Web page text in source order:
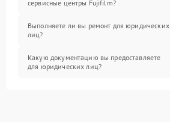
сервисные центры Fujifilm?
Выполняете ли вы ремонт для юридических
лиц?
Какую документацию вы предоставляете
для юридических лиц?